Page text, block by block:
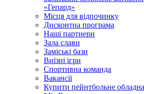
«Гепард»
Місця для відпочинку
Дисконтна програма
Наші партнери
Зала слави
Заміські бази
Виїзні ігри
Спортивна команда
Вакансії
Купити пейнтбольне